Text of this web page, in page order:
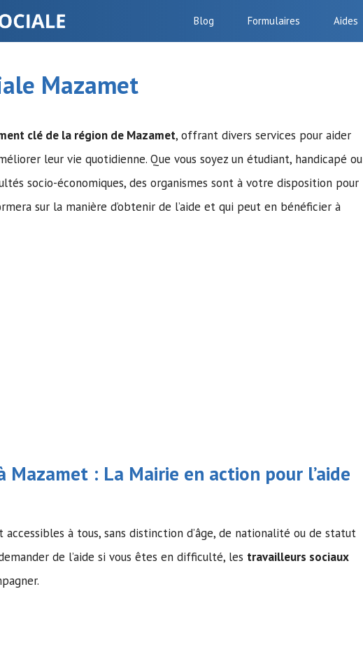
Blog Formulaires Aides
Mazamet
clé de la région de Mazamet, offrant divers services pour aider
leur vie quotidienne. Que vous soyez un étudiant, handicapé ou
socio-économiques, des organismes sont à votre disposition pour
sur la manière d’obtenir de l’aide et qui peut en bénéficier à
Mazamet : La Mairie en action pour l’aide
accessibles à tous, sans distinction d’âge, de nationalité ou de statut
de l’aide si vous êtes en difficulté, les travailleurs sociaux